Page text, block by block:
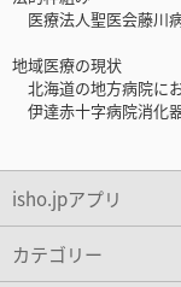
医療法人聖医会藤
地域医療の現状
北海道の地方病院に
伊達赤十字病院消
isho.jpアプリ
カテゴリー